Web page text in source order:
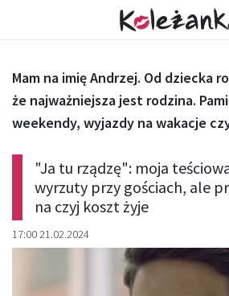
"Ja tu rządzę": moja
wyrzuty przy gościach, ale
na czyj koszt żyje
17:00 21.02.2024
Mam na imię Andrzej. Od dziecka
że najważniejsza jest rodzina.
weekendy, wyjazdy na wakacje